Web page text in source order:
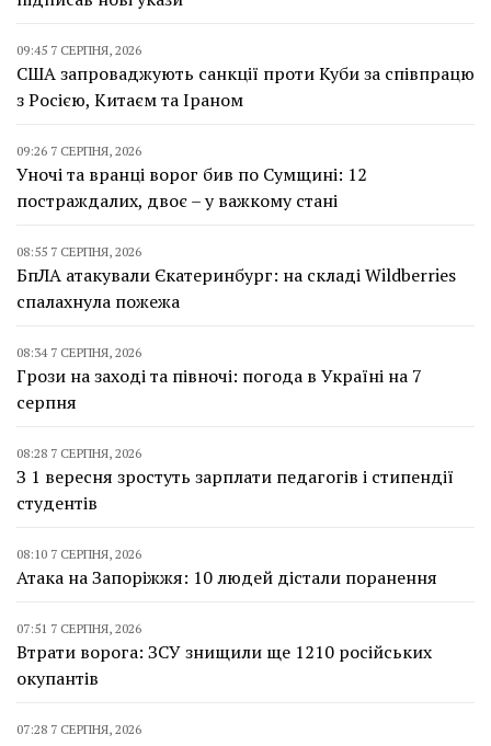
09:45 7 СЕРПНЯ, 2026
США запроваджують санкції проти Куби за співпрацю
з Росією, Китаєм та Іраном
09:26 7 СЕРПНЯ, 2026
Уночі та вранці ворог бив по Сумщині: 12
постраждалих, двоє – у важкому стані
08:55 7 СЕРПНЯ, 2026
БпЛА атакували Єкатеринбург: на складі Wildberries
спалахнула пожежа
08:34 7 СЕРПНЯ, 2026
Грози на заході та півночі: погода в Україні на 7
серпня
08:28 7 СЕРПНЯ, 2026
З 1 вересня зростуть зарплати педагогів і стипендії
студентів
08:10 7 СЕРПНЯ, 2026
Атака на Запоріжжя: 10 людей дістали поранення
07:51 7 СЕРПНЯ, 2026
Втрати ворога: ЗСУ знищили ще 1210 російських
окупантів
07:28 7 СЕРПНЯ, 2026